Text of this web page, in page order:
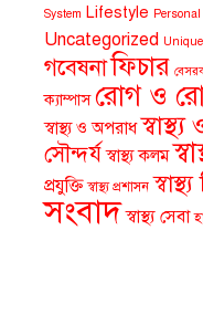
System Lifestyle
Uncategorized Unique
গবেষনাফিচার
ক্যাম্পাস রোগ ও
স্বাস্থ্য ও অপরাধ
সৌন্দর্য স্বাস্থ্য কলম
প্রযুক্তি স্বাস্থ্য প্রশাসন
সংবাদ স্বাস্থ্য সেবা